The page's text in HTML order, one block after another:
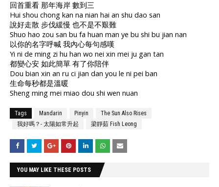
回首重看 那年海岸 數到三
Hui shou chong kan na nian hai an shu dao san
說好走散 步伐緩慢 也不是不艱難
Shuo hao zou san bu fa huan man ye bu shi bu jian nan
以你的名字呼喊 我內心每句感嘆
Yi ni de ming zi hu han wo nei xin mei ju gan tan
都變心安 如此簡單 有了你陪伴
Dou bian xin an ru ci jian dan you le ni pei ban
生命每秒都是溫暖
Sheng ming mei miao dou shi wen nuan
Tags Mandarin Pinyin
The Sun Also Rises
我好嗎？- 太陽如常升起
梁靜茹 Fish Leong
YOU MAY LIKE THESE POSTS